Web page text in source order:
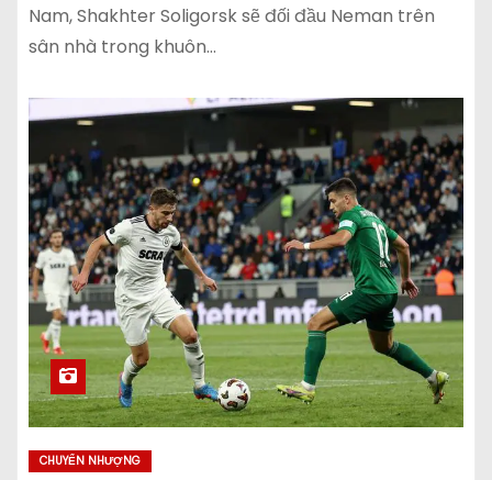
Nam, Shakhter Soligorsk sẽ đối đầu Neman trên
sân nhà trong khuôn…
CHUYỂN NHƯỢNG